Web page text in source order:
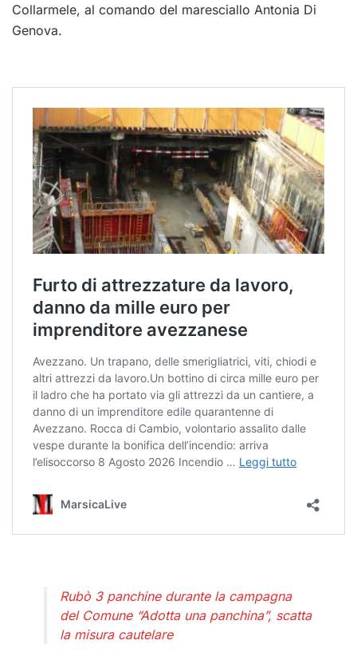
Collarmele, al comando del maresciallo Antonia Di
Genova.
Rubò 3 panchine durante la campagna
del Comune “Adotta una panchina”, scatta
la misura cautelare